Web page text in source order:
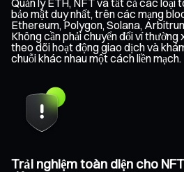
bảo mật duy nhất, trên các mạng
Ethereum, Polygon, Solana,
Không cần phải chuyển đổi ví thường
theo dõi hoạt động giao dịch và
chuỗi khác nhau một cách liền mạch.
Trải nghiệm toàn diện cho